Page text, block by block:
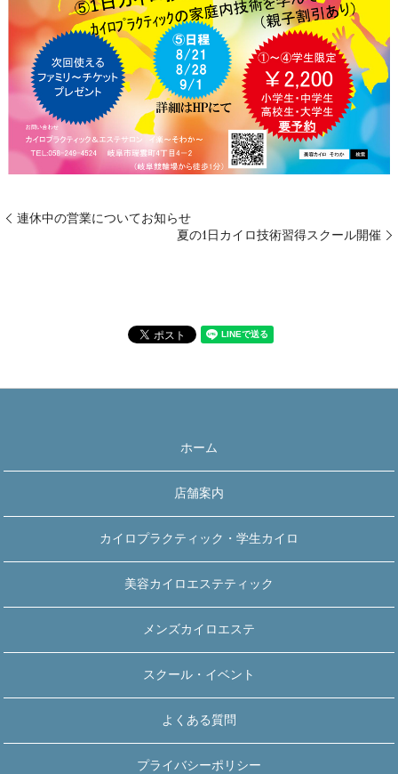
連休中の営業についてお知らせ
夏の1日カイロ技術習得スクール開催
ホーム
店舗案内
カイロプラクティック・学生カイロ
美容カイロエステティック
メンズカイロエステ
スクール・イベント
よくある質問
プライバシーポリシー